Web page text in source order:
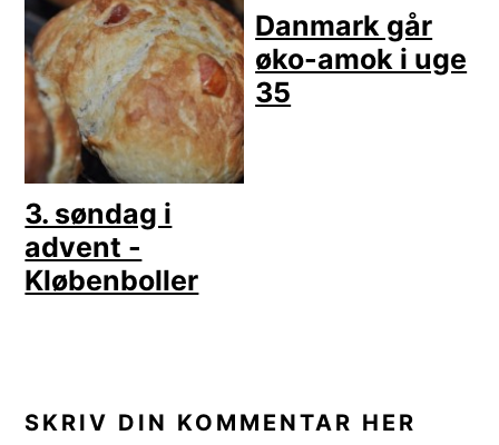
3. søndag i
advent -
Kløbenboller
Danmark går
øko-amok i uge
35
SKRIV DIN KOMMENTAR HER